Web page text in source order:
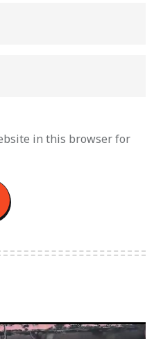
in this browser for